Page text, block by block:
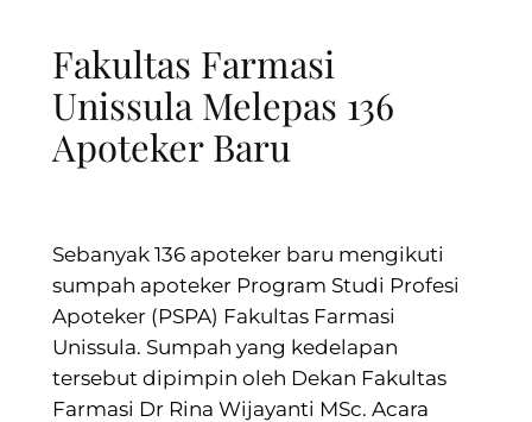
Fakultas Farmasi
Unissula Melepas 136
Apoteker Baru
Sebanyak 136 apoteker baru mengikuti
sumpah apoteker Program Studi Profesi
Apoteker (PSPA) Fakultas Farmasi
Unissula. Sumpah yang kedelapan
tersebut dipimpin oleh Dekan Fakultas
Farmasi Dr Rina Wijayanti MSc. Acara